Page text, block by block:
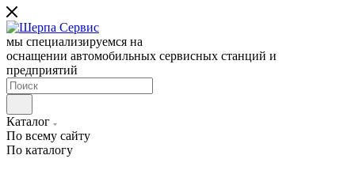
мы специализируемся на
оснащении автомобильных сервисных станций и
предприятий
Каталог
По всему сайту
По каталогу